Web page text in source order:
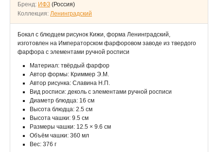
Бренд: ИФЗ (Россия)
Коллекция: Ленинградский
Бокал с блюдцем рисунок Кижи, форма Ленинградский,
изготовлен на Императорском фарфоровом заводе из твердого
фарфора с элементами ручной росписи
Материал: твёрдый фарфор
Автор формы: Криммер Э.М.
Автор рисунка: Славина Н.П.
Вид росписи: деколь с элементами ручной росписи
Диаметр блюдца: 16 см
Высота блюдца: 2.5 см
Высота чашки: 9.5 см
Размеры чашки: 12.5 × 9.6 см
Объём чашки: 360 мл
Вес: 376 г